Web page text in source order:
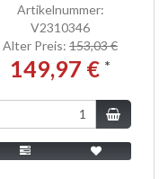
Artikelnummer:
V2310346
Alter Preis: 153,03 €
149,97 € *